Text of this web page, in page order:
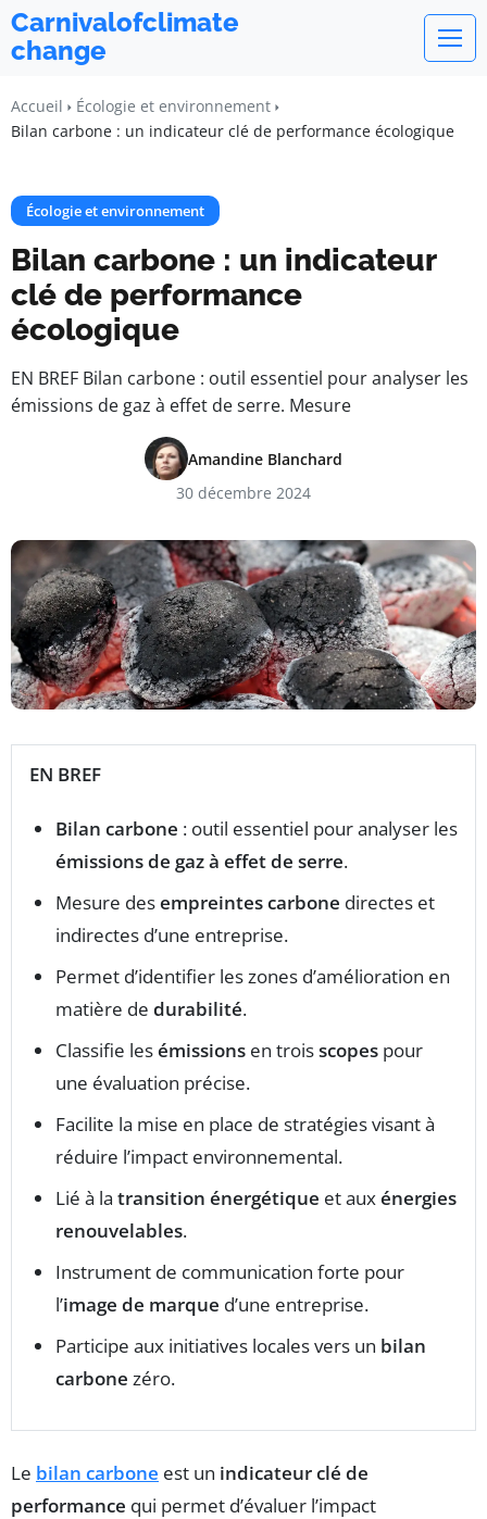
Carnivalofclimate
change
Accueil
Écologie et environnement
Bilan carbone : un indicateur clé de performance écologique
Écologie et environnement
Bilan carbone : un indicateur
clé de performance
écologique
EN BREF Bilan carbone : outil essentiel pour analyser les
émissions de gaz à effet de serre. Mesure
Amandine Blanchard
30 décembre 2024
EN BREF
Bilan carbone : outil essentiel pour analyser les
émissions de gaz à effet de serre.
Mesure desempreintes carbone directes et
indirectes d’une entreprise.
Permet d’identifier les zones d’amélioration en
matière de durabilité.
Classifie lesémissions en troisscopes pour
une évaluation précise.
Facilite la mise en place de stratégies visant à
réduire l’impact environnemental.
Lié à la transition énergétique et auxénergies
renouvelables.
Instrument de communication forte pour
l’image de marque d’une entreprise.
Participe aux initiatives locales vers un bilan
carbone zéro.
Le bilan carbone est un indicateur clé de
performance qui permet d’évaluer l’impact